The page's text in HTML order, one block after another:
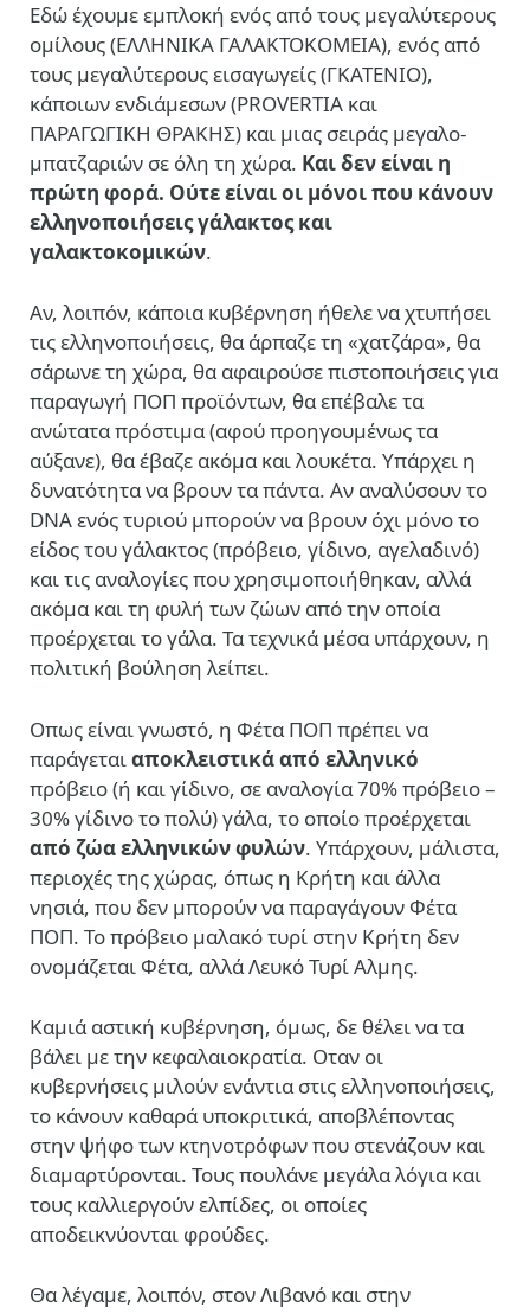
Εδώ έχουμε εμπλοκή ενός από τους μεγαλύτερους
ομίλους (ΕΛΛΗΝΙΚΑ ΓΑΛΑΚΤΟΚΟΜΕΙΑ), ενός από
τους μεγαλύτερους εισαγωγείς (ΓΚΑΤΕΝΙΟ),
κάποιων ενδιάμεσων (PROVERTIA και
ΠΑΡΑΓΩΓΙΚΗ ΘΡΑΚΗΣ) και μιας σειράς μεγαλο-
μπατζαριών σε όλη τη χώρα. Και δεν είναι η
πρώτη φορά. Ούτε είναι οι μόνοι που κάνουν
ελληνοποιήσεις γάλακτος και
γαλακτοκομικών.
Αν, λοιπόν, κάποια κυβέρνηση ήθελε να χτυπήσει
τις ελληνοποιήσεις, θα άρπαζε τη «χατζάρα», θα
σάρωνε τη χώρα, θα αφαιρούσε πιστοποιήσεις για
παραγωγή ΠΟΠ προϊόντων, θα επέβαλε τα
ανώτατα πρόστιμα (αφού προηγουμένως τα
αύξανε), θα έβαζε ακόμα και λουκέτα. Υπάρχει η
δυνατότητα να βρουν τα πάντα. Αν αναλύσουν το
DNA ενός τυριού μπορούν να βρουν όχι μόνο το
είδος του γάλακτος (πρόβειο, γίδινο, αγελαδινό)
και τις αναλογίες που χρησιμοποιήθηκαν, αλλά
ακόμα και τη φυλή των ζώων από την οποία
προέρχεται το γάλα. Τα τεχνικά μέσα υπάρχουν, η
πολιτική βούληση λείπει.
Οπως είναι γνωστό, η Φέτα ΠΟΠ πρέπει να
παράγεταιαποκλειστικά από ελληνικό
πρόβειο (ή και γίδινο, σε αναλογία 70% πρόβειο –
30% γίδινο το πολύ) γάλα, το οποίο προέρχεται
από ζώα ελληνικών φυλών. Υπάρχουν, μάλιστα,
περιοχές της χώρας, όπως η Κρήτη και άλλα
νησιά, που δεν μπορούν να παραγάγουν Φέτα
ΠΟΠ. Το πρόβειο μαλακό τυρί στην Κρήτη δεν
ονομάζεται Φέτα, αλλά Λευκό Τυρί Αλμης.
Καμιά αστική κυβέρνηση, όμως, δε θέλει να τα
βάλει με την κεφαλαιοκρατία. Οταν οι
κυβερνήσεις μιλούν ενάντια στις ελληνοποιήσεις,
το κάνουν καθαρά υποκριτικά, αποβλέποντας
στην ψήφο των κτηνοτρόφων που στενάζουν και
διαμαρτύρονται. Τους πουλάνε μεγάλα λόγια και
τους καλλιεργούν ελπίδες, οι οποίες
αποδεικνύονται φρούδες.
Θα λέγαμε, λοιπόν, στον Λιβανό και στην